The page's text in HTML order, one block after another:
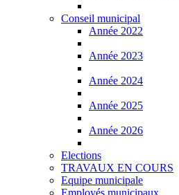
Conseil municipal
Année 2022
Année 2023
Année 2024
Année 2025
Année 2026
Elections
TRAVAUX EN COURS
Equipe municipale
Employés municipaux